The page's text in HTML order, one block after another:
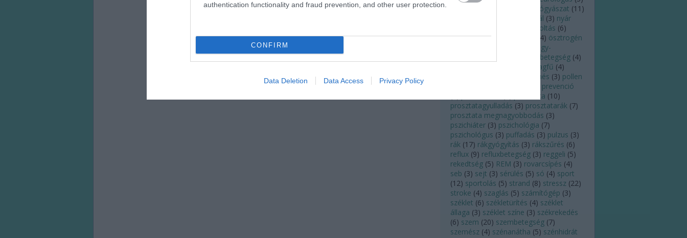
authentication functionality and fraud prevention, and other user protection.
CONFIRM
Data Deletion Data Access Privacy Policy
nőgyógyászat (11 )
nyál (3) nyár
oltás (6)
öregedés (3) 4) ösztrogén
pajzsmirigy-
pajzsmirigybetegség (4)
parlagfű (4)
pihenés (3) pollen
prevenció
prosztata (10)
prosztatagyulladás (3) prosztatarák (7)
prosztata megnagyobbodás (3)
pszichiáter (3) pszichológia (7)
pszichológus (3) puffadás (3) pulzus (3)
rák (17) rákgyógyítás (3) rákszűrés (6)
reflux (9) refluxbetegség (3) reggeli (5)
rekedtség (5) REM (3) rovarcsípés (4)
seb (3) sejt (3) sérülés (5) só (4) sport
(12) sportolás (5) strand (8) stressz (22)
stroke (4) szaglás (5) számítógép (3)
széklet (6) székletürítés (4) széklet
állaga (3) széklet színe (3) székrekedés
(6) szem (20) szembetegség (7)
szemész (4) szénanátha (5) szénhidrát